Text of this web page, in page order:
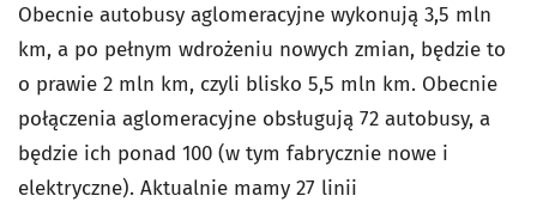
Obecnie autobusy aglomeracyjne wykonują 3,5 mln
km, a po pełnym wdrożeniu nowych zmian, będzie to
o prawie 2 mln km, czyli blisko 5,5 mln km. Obecnie
połączenia aglomeracyjne obsługują 72 autobusy, a
będzie ich ponad 100 (w tym fabrycznie nowe i
elektryczne). Aktualnie mamy 27 linii